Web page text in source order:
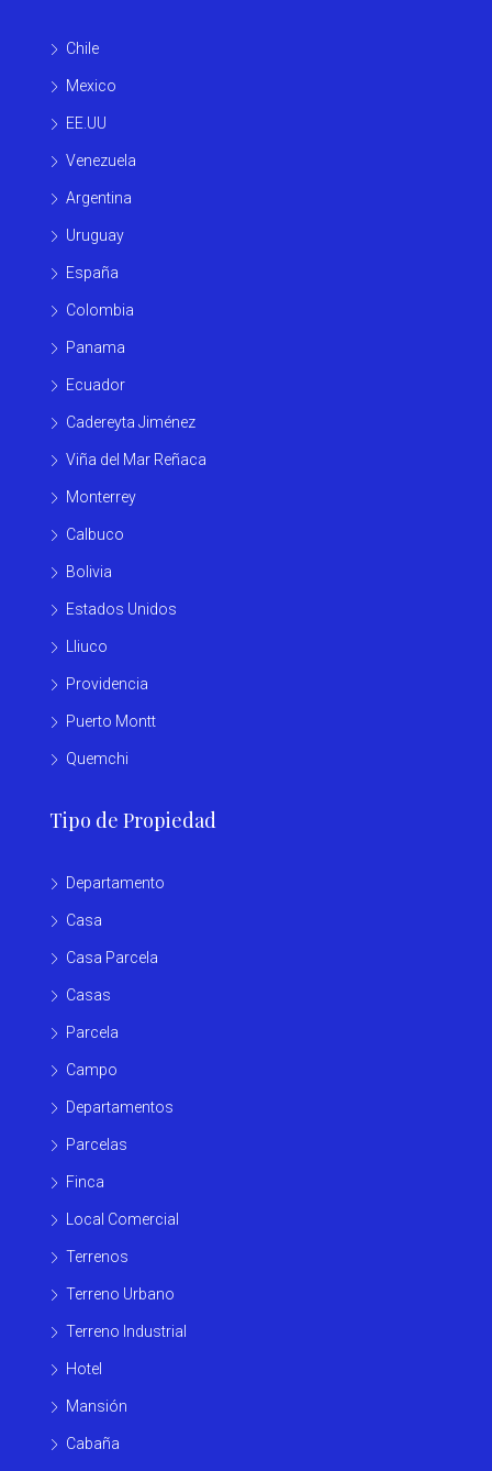
Chile
Mexico
EE.UU
Venezuela
Argentina
Uruguay
España
Colombia
Panama
Ecuador
Cadereyta Jiménez
Viña del Mar Reñaca
Monterrey
Calbuco
Bolivia
Estados Unidos
Lliuco
Providencia
Puerto Montt
Quemchi
Tipo de Propiedad
Departamento
Casa
Casa Parcela
Casas
Parcela
Campo
Departamentos
Parcelas
Finca
Local Comercial
Terrenos
Terreno Urbano
Terreno Industrial
Hotel
Mansión
Cabaña